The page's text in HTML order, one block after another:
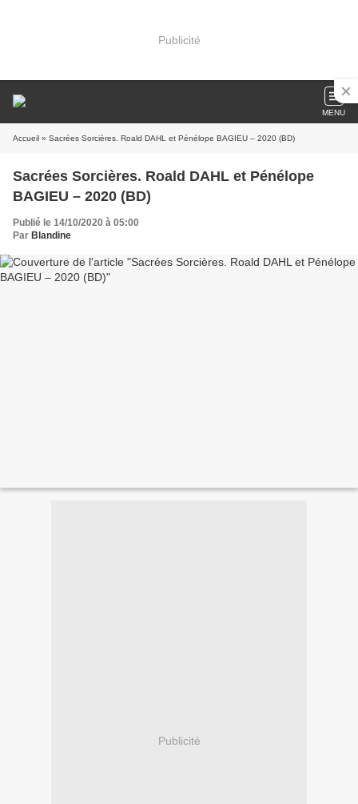
Publicité
MENU
Accueil » Sacrées Sorcières. Roald DAHL et Pénélope BAGIEU – 2020 (BD)
Sacrées Sorcières. Roald DAHL et Pénélope
BAGIEU – 2020 (BD)
Publié le 14/10/2020 à 05:00
Par Blandine
Publicité